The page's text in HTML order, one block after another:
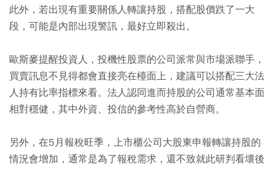
此外，若出現有重要關係人轉讓持股，搭配股價跌了一大
段，可能是內部出現警訊，最好立即殺出。
歐斯麥提醒投資人，投機性股票的公司派常與市場派聯手，
買賣訊息不見得都會直接亮在檯面上，建議可以搭配三大法
人持有比率指標來看。法人認同進而持股的公司通常基本面
相對穩健，其中外資、投信的參考性高於自營商。
另外，在5月報稅旺季，上市櫃公司大股東申報轉讓持股的
情況會增加，通常是為了報稅需求，還不致就此研判看壞後